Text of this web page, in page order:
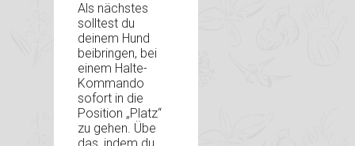
Als nächstes
solltest du
deinem Hund
beibringen, bei
einem Halte-
Kommando
sofort in die
Position „Platz“
zu gehen. Übe